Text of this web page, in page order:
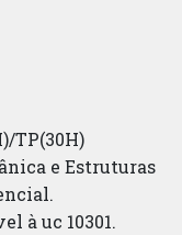
TP(30H)
e Estruturas
à uc 10301.